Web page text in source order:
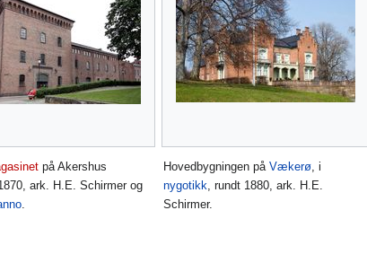
på Akershus
ark. H.E. Schirmer og
Hovedbygningen påVækerø , i
nygotikk , rundt 1880, ark. H.E.
Schirmer.